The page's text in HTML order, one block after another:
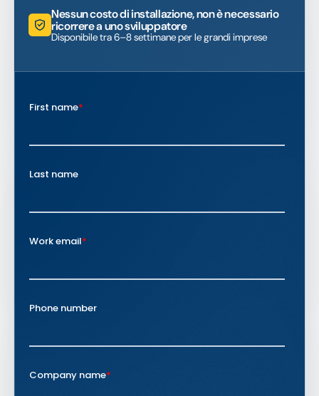
Nessun costo di installazione, non è necessario
ricorrere a uno sviluppatore
Disponibile tra 6–8 settimane per le grandi imprese